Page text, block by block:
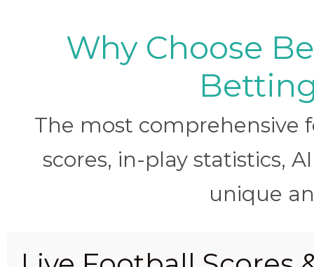
Why Choose
The most
scores, in-play statistics,
unique